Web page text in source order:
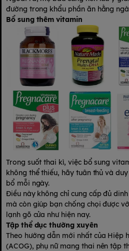
đường trong khẩu phần ăn hằng
Bổ sung thêm vitamin
Trong suốt thai kì, việc bổ sung
không thể thiếu, hãy tuân thủ và
bổ mỗi ngày.
Điều này không chỉ cung cấp đủ
mà còn giúp bạn chống chọi được
lạnh gõ cửa như hiện nay.
Tập thể dục thường xuyên
Theo hướng dẫn mới nhất của Hiệp
(ACOG), phụ nữ mang thai nên tập